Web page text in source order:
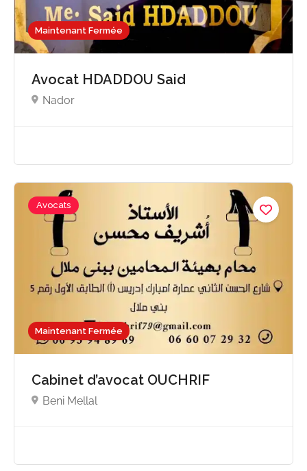
Maintenant Fermée
Avocat HDADDOU Said
Nador
Maintenant Fermée
Avocats
Cabinet d’avocat OUCHRIF
Beni Mellal